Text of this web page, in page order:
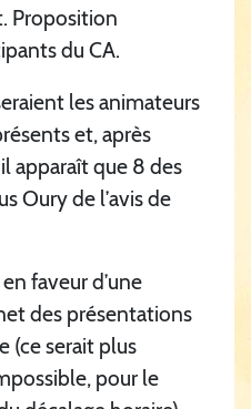
Proposition
du CA.
les animateurs
et, après
apparaît que 8 des
Oury de l’avis de
faveur d’une
des présentations
(ce serait plus
pour le